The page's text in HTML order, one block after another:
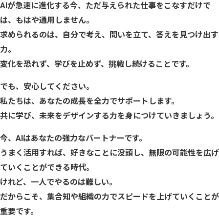
AIが急速に進化する今、ただ与えられた仕事をこなすだけで
は、もはや通用しません。
求められるのは、自分で考え、問いを立て、答えを見つけ出す
力。
変化を恐れず、学びを止めず、挑戦し続けることです。
でも、安心してください。
私たちは、あなたの成長を全力でサポートします。
共に学び、未来をデザインする力を身につけていきましょう。
今、AIはあなたの強力なパートナーです。
うまく活用すれば、好きなことに没頭し、 無限の可能性を広げ
ていくことができる時代。
けれど、一人でやるのは難しい。
だからこそ、集合知や組織の力でスピードを上げていくことが
重要です。